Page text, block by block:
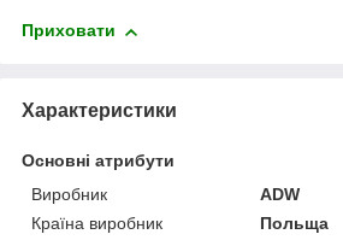
Приховати
Характеристики
Основні атрибути
Виробник
ADW
Країна виробник
Польща